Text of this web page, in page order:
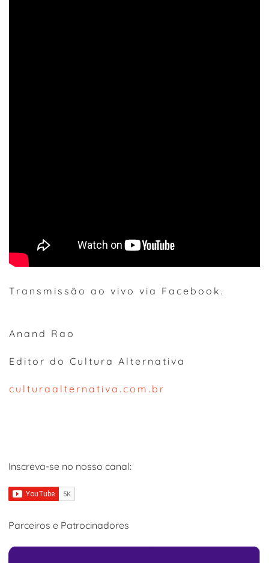
Transmissão ao vivo via Facebook.
Anand Rao
Editor do Cultura Alternativa
culturaalternativa.com.br
Inscreva-se no nosso canal:
Parceiros e Patrocinadores